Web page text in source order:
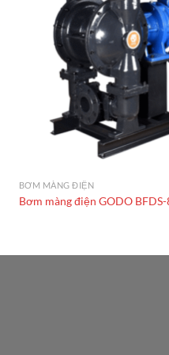
BƠM MÀNG ĐIỆN
Bơm màng điện GODO BFDS-